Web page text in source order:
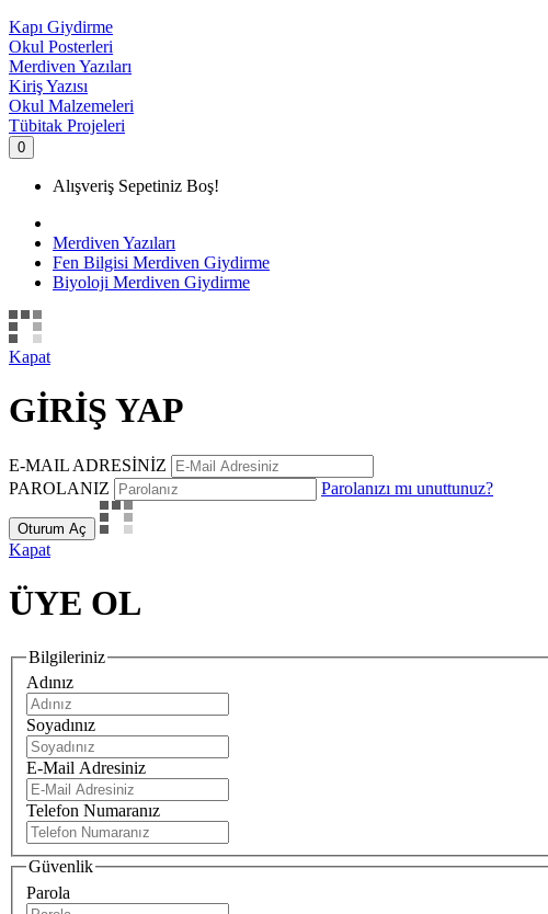
Kapı Giydirme
Okul Posterleri
Merdiven Yazıları
Kiriş Yazısı
Okul Malzemeleri
Tübitak Projeleri
0
Alışveriş Sepetiniz Boş!
Merdiven Yazıları
Fen Bilgisi Merdiven Giydirme
Biyoloji Merdiven Giydirme
Kapat
GİRİŞ YAP
E-MAIL ADRESİNİZ
PAROLANIZ
Parolanızı mı unuttunuz?
Oturum Aç
Kapat
ÜYE OL
Bilgileriniz
Adınız
Soyadınız
E-Mail Adresiniz
Telefon Numaranız
Güvenlik
Parola